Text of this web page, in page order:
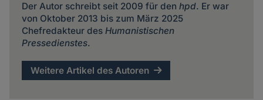
Der Autor schreibt seit 2009 für den hpd. Er war
von Oktober 2013 bis zum März 2025
Chefredakteur des Humanistischen
Pressedienstes.
Weitere Artikel des Autoren